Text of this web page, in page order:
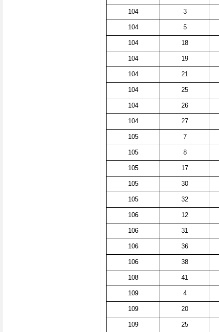
104 3
104 5
104 18
104 19
104 21
104 25
104 26
104 27
105 7
105 8
105 17
105 30
105 32
106 12
106 31
106 36
106 38
108 41
109 4
109 20
109 25